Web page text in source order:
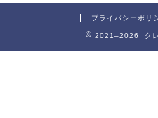
プライバシーポリ
2021–2026 クレ